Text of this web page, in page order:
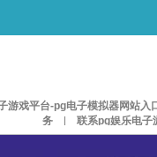
游戏平台-pg电子模拟器网站入
务
联系pg娱乐电子